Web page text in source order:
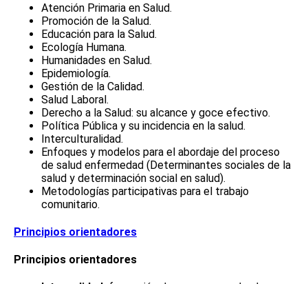
Atención Primaria en Salud.
Promoción de la Salud.
Educación para la Salud.
Ecología Humana.
Humanidades en Salud.
Epidemiología.
Gestión de la Calidad.
Salud Laboral.
Derecho a la Salud: su alcance y goce efectivo.
Política Pública y su incidencia en la salud.
Interculturalidad.
Enfoques y modelos para el abordaje del proceso
de salud enfermedad (Determinantes sociales de la
salud y determinación social en salud).
Metodologías participativas para el trabajo
comunitario.
Principios orientadores
Principios orientadores